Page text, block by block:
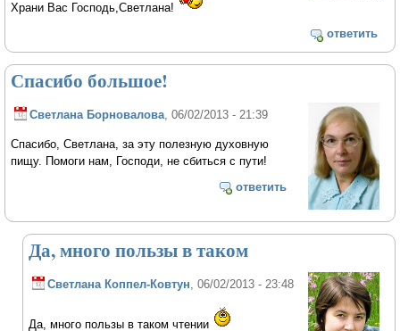
Храни Вас Господь,Светлана!
ответить
Спасибо большое!
Светлана Борновалова, 06/02/2013 - 21:39
Спасибо, Светлана, за эту полезную духовную
пищу. Помоги нам, Господи, не сбиться с пути!
ответить
Да, много пользы в таком
Светлана Коппел-Ковтун, 06/02/2013 - 23:48
Да, много пользы в таком чтении